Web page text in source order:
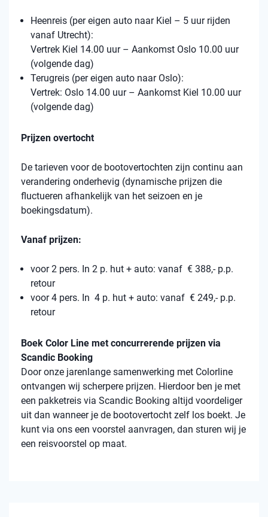
Heenreis (per eigen auto naar Kiel – 5 uur rijden
vanaf Utrecht):
Vertrek Kiel 14.00 uur – Aankomst Oslo 10.00 uur
(volgende dag)
Terugreis (per eigen auto naar Oslo):
Vertrek: Oslo 14.00 uur – Aankomst Kiel 10.00 uur
(volgende dag)
Prijzen overtocht
De tarieven voor de bootovertochten zijn continu aan
verandering onderhevig (dynamische prijzen die
fluctueren afhankelijk van het seizoen en je
boekingsdatum).
Vanaf prijzen:
voor 2 pers. In 2 p. hut + auto: vanaf € 388,- p.p.
retour
voor 4 pers. In 4 p. hut + auto: vanaf € 249,- p.p.
retour
Boek Color Line met concurrerende prijzen via
Scandic Booking
Door onze jarenlange samenwerking met Colorline
ontvangen wij scherpere prijzen. Hierdoor ben je met
een pakketreis via Scandic Booking altijd voordeliger
uit dan wanneer je de bootovertocht zelf los boekt. Je
kunt via ons een voorstel aanvragen, dan sturen wij je
een reisvoorstel op maat.